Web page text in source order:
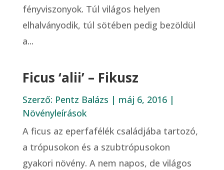
fényviszonyok. Túl világos helyen
elhalványodik, túl sötében pedig bezöldül
a...
Ficus ‘alii’ – Fikusz
Szerző: Pentz Balázs | máj 6, 2016|
Növényleírások
A ficus az eperfafélék családjába tartozó,
a trópusokon és a szubtrópusokon
gyakori növény. A nem napos, de világos